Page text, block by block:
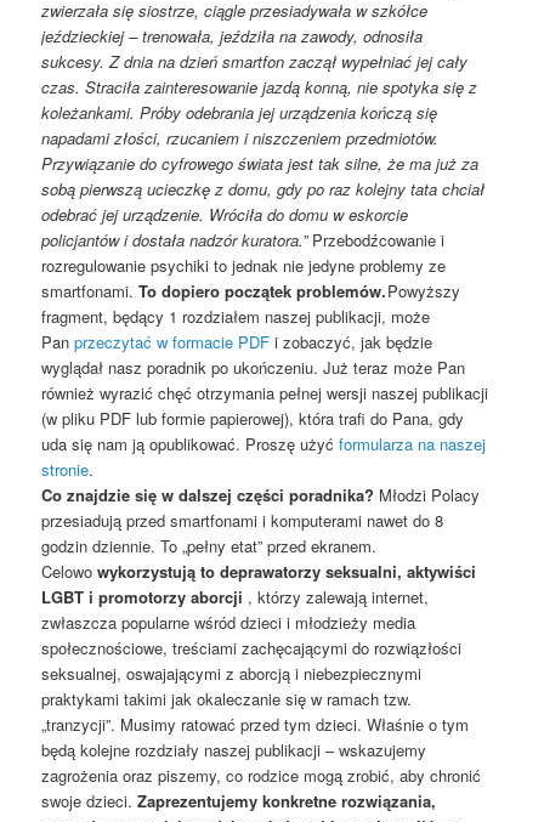
zwierzała się siostrze, ciągle przesiadywała w szkółce
jeździeckiej – trenowała, jeździła na zawody, odnosiła
sukcesy. Z dnia na dzień smartfon zaczął wypełniać jej cały
czas. Straciła zainteresowanie jazdą konną, nie spotyka się z
koleżankami. Próby odebrania jej urządzenia kończą się
napadami złości, rzucaniem i niszczeniem przedmiotów.
Przywiązanie do cyfrowego świata jest tak silne, że ma już za
sobą pierwszą ucieczkę z domu, gdy po raz kolejny tata chciał
odebrać jej urządzenie. Wróciła do domu w eskorcie
policjantów i dostała nadzór kuratora.”Przebodźcowanie i
rozregulowanie psychiki to jednak nie jedyne problemy ze
smartfonami.To dopiero początek problemów.Powyższy
fragment, będący 1 rozdziałem naszej publikacji, może
Panprzeczytać w formacie PDF i zobaczyć, jak będzie
wyglądał nasz poradnik po ukończeniu. Już teraz może Pan
również wyrazić chęć otrzymania pełnej wersji naszej publikacji
(w pliku PDF lub formie papierowej), która trafi do Pana, gdy
uda się nam ją opublikować. Proszę użyćformularza na naszej
stronie.
Co znajdzie się w dalszej części poradnika? Młodzi Polacy
przesiadują przed smartfonami i komputerami nawet do 8
godzin dziennie. To „pełny etat” przed ekranem.
Celowo wykorzystują to deprawatorzy seksualni, aktywiści
LGBT i promotorzy aborcji , którzy zalewają internet,
zwłaszcza popularne wśród dzieci i młodzieży media
społecznościowe, treściami zachęcającymi do rozwiązłości
seksualnej, oswajającymi z aborcją i niebezpiecznymi
praktykami takimi jak okaleczanie się w ramach tzw.
„tranzycji”. Musimy ratować przed tym dzieci. Właśnie o tym
będą kolejne rozdziały naszej publikacji – wskazujemy
zagrożenia oraz piszemy, co rodzice mogą zrobić, aby chronić
swoje dzieci.Zaprezentujemy konkretne rozwiązania,